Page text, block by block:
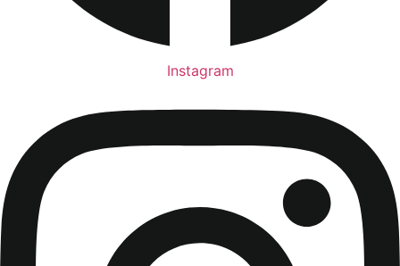
Instagram